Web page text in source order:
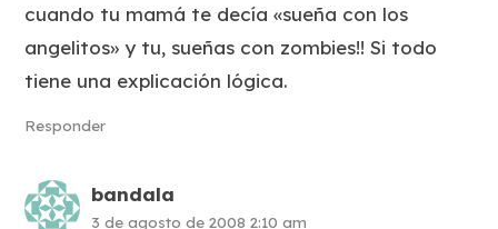
cuando tu mamá te decía «sueña con los
angelitos» y tu, sueñas con zombies!! Si todo
tiene una explicación lógica.
Responder
bandala
3 de agosto de 2008 2:10 am